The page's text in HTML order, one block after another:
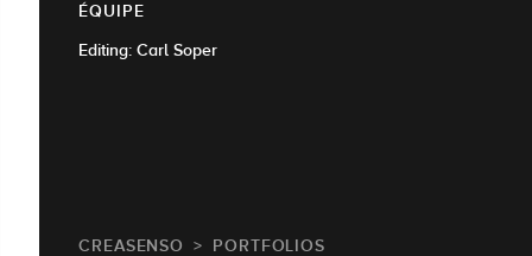
ÉQUIPE
Editing: Carl Soper
CREASENSO PORTFOLIOS